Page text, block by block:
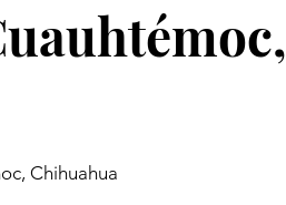
Chihuahua